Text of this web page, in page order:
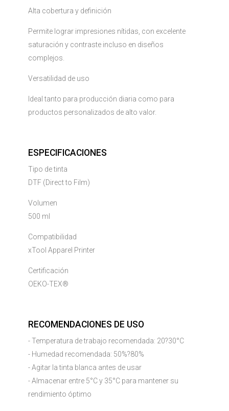
Alta cobertura y definición
Permite lograr impresiones nítidas, con excelente
saturación y contraste incluso en diseños
complejos.
Versatilidad de uso
Ideal tanto para producción diaria como para
productos personalizados de alto valor.
ESPECIFICACIONES
Tipo de tinta
DTF (Direct to Film)
Volumen
500 ml
Compatibilidad
xTool Apparel Printer
Certificación
OEKO-TEX®
RECOMENDACIONES DE USO
- Temperatura de trabajo recomendada: 20?30°C
- Humedad recomendada: 50%?80%
- Agitar la tinta blanca antes de usar
- Almacenar entre 5°C y 35°C para mantener su
rendimiento óptimo